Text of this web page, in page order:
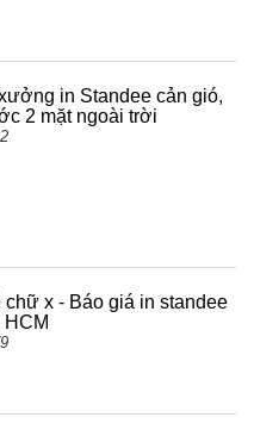
in Standee cản gió,
2 mặt ngoài trời
chữ x - Báo giá in standee